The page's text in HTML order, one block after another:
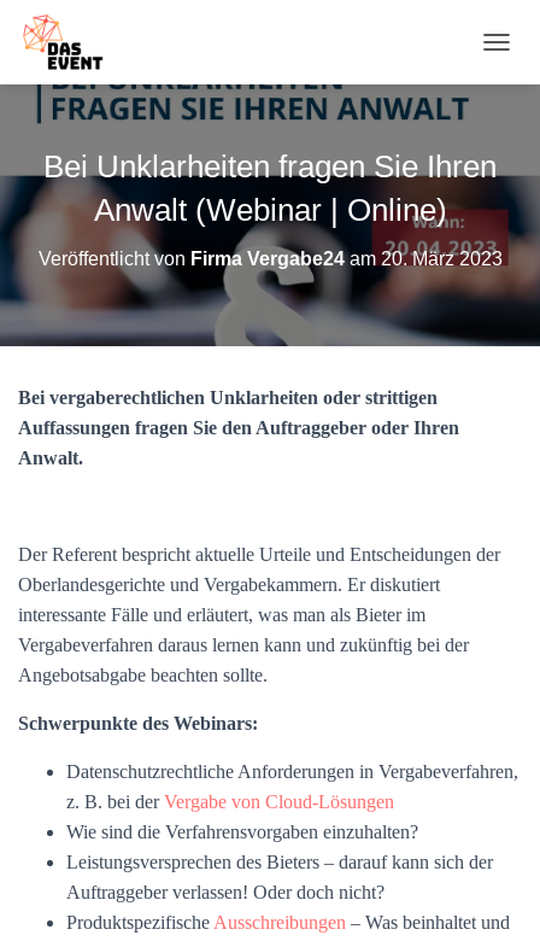
A
A
O
N
U
Bei Unklarheiten fragen Sie Ihren
Anwalt (Webinar | Online)
Veröffentlicht von Firma Vergabe24am 20. März 2023
Bei vergaberechtlichen Unklarheiten oder strittigen
Auffassungen fragen Sie den Auftraggeber oder Ihren
Anwalt.
Der Referent bespricht aktuelle Urteile und Entscheidungen der
Oberlandesgerichte und Vergabekammern. Er diskutiert
interessante Fälle und erläutert, was man als Bieter im
Vergabeverfahren daraus lernen kann und zukünftig bei der
Angebotsabgabe beachten sollte.
Schwerpunkte des Webinars:
Datenschutzrechtliche Anforderungen in Vergabeverfahren,
z. B. bei derVergabe von Cloud-Lösungen
Wie sind die Verfahrensvorgaben einzuhalten?
Leistungsversprechen des Bieters – darauf kann sich der
Auftraggeber verlassen! Oder doch nicht?
Produktspezifische Ausschreibungen – Was beinhaltet und